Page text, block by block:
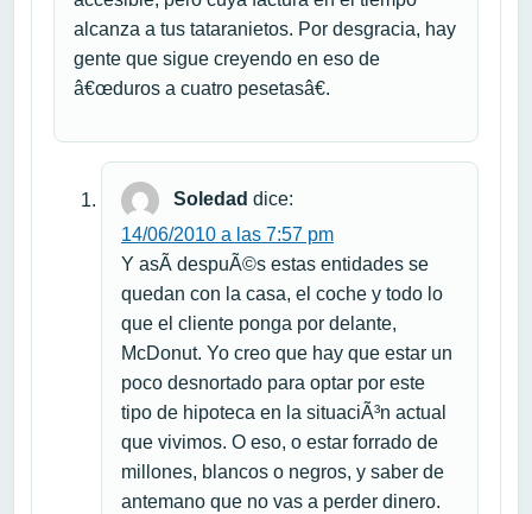
alcanza a tus tataranietos. Por desgracia, hay
gente que sigue creyendo en eso de
â€œduros a cuatro pesetasâ€.
Soledad dice:
14/06/2010 a las 7:57 pm
Y asÃ­ despuÃ©s estas entidades se
quedan con la casa, el coche y todo lo
que el cliente ponga por delante,
McDonut. Yo creo que hay que estar un
poco desnortado para optar por este
tipo de hipoteca en la situaciÃ³n actual
que vivimos. O eso, o estar forrado de
millones, blancos o negros, y saber de
antemano que no vas a perder dinero.